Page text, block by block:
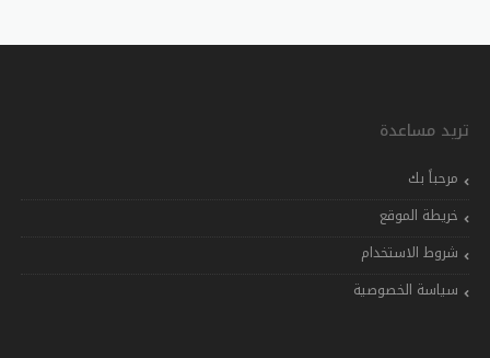
تريد مساعدة
مرحباً بك
خريطة الموقع
شروط الاستخدام
سياسة الخصوصية